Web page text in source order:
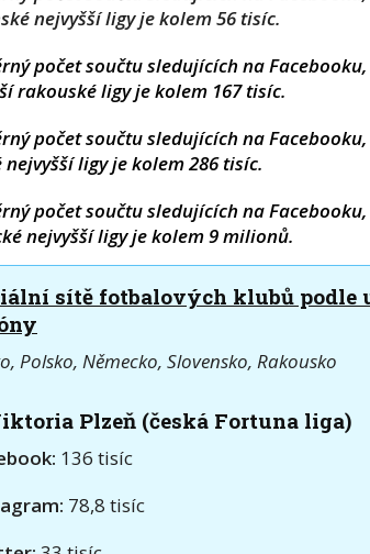
nejvyšší ligy je kolem 56 tisíc.
počet součtu sledujících na
rakouské ligy je kolem 167 tisíc.
počet součtu sledujících na
nejvyšší ligy je kolem 286 tisíc.
počet součtu sledujících na
nejvyšší ligy je kolem 9 milionů.
sítě fotbalových klubů
Polsko, Německo, Slovensko, Rakousko
Plzeň (česká Fortuna liga)
136 tisíc
78,8 tisíc